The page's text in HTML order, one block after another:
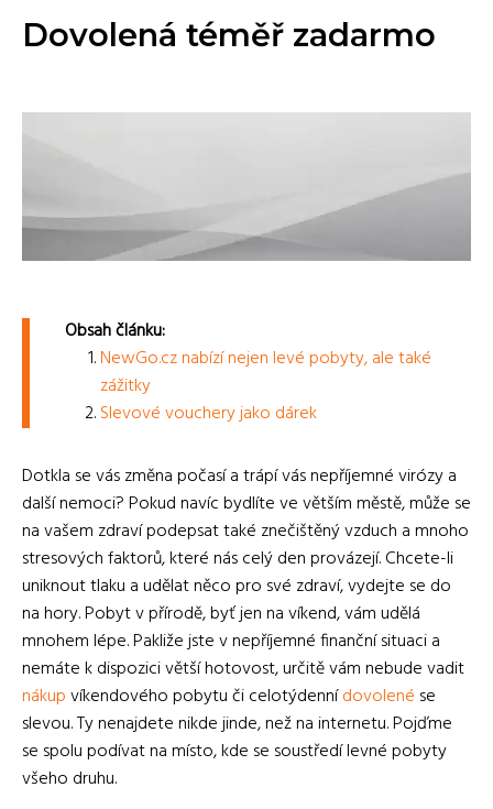
Dovolená téměř zadarmo
Obsah článku:
NewGo.cz nabízí nejen levé pobyty, ale také
zážitky
Slevové vouchery jako dárek
Dotkla se vás změna počasí a trápí vás nepříjemné virózy a
další nemoci? Pokud navíc bydlíte ve větším městě, může se
na vašem zdraví podepsat také znečištěný vzduch a mnoho
stresových faktorů, které nás celý den provázejí. Chcete-li
uniknout tlaku a udělat něco pro své zdraví, vydejte se do
na hory. Pobyt v přírodě, byť jen na víkend, vám udělá
mnohem lépe. Pakliže jste v nepříjemné finanční situaci a
nemáte k dispozici větší hotovost, určitě vám nebude vadit
nákupvíkendového pobytu či celotýdennídovolené se
slevou. Ty nenajdete nikde jinde, než na internetu. Pojďme
se spolu podívat na místo, kde se soustředí levné pobyty
všeho druhu.